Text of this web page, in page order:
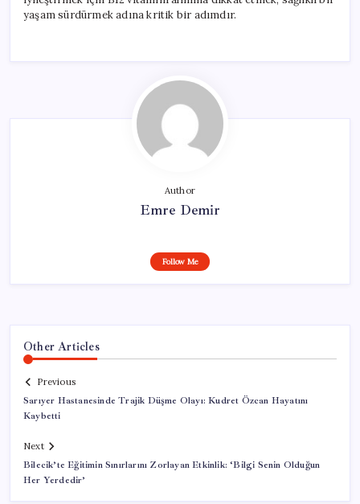
yaşam sürdürmek adına kritik bir adımdır.
Author
Emre Demir
Follow Me
Other Articles
Previous
Sarıyer Hastanesinde Trajik Düşme Olayı: Kudret Özcan Hayatını
Kaybetti
Next
Bilecik’te Eğitimin Sınırlarını Zorlayan Etkinlik: ‘Bilgi Senin Olduğun
Her Yerdedir’